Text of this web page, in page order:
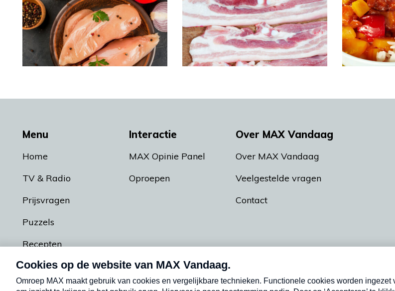
Menu
Home
TV & Radio
Prijsvragen
Puzzels
Recepten
Podcasts
Interactie
MAX Opinie Panel
Oproepen
Over MAX Vandaag
Over MAX Vandaag
Veelgestelde vragen
Contact